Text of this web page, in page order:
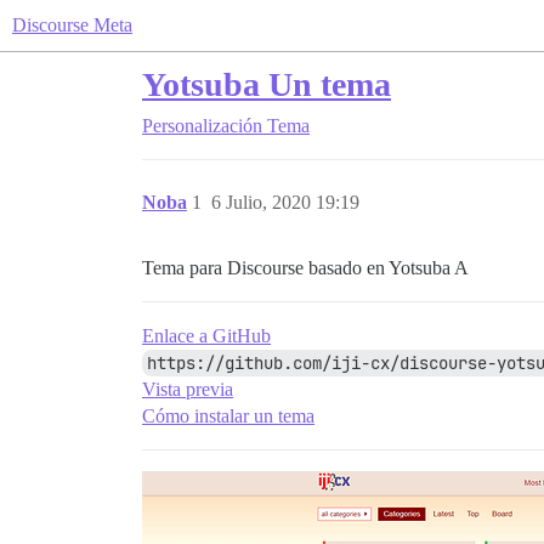
Discourse Meta
Yotsuba Un tema
Personalización Tema
Noba 6 Julio, 2020 19:19
1
Tema para Discourse basado en Yotsuba A
Enlace a GitHub
https://github.com/iji-cx/discourse-
Vista previa
Cómo instalar un tema